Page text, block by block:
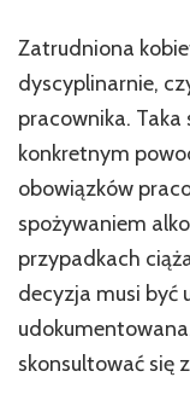
Zatrudniona
dyscyplinarnie,
pracownika.
konkretnym
obowiązków
spożywaniem
przypadkach
decyzja musi być
skonsultować się